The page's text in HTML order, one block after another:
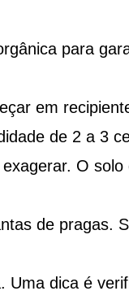
para
em
de 2 a 3
O solo
de pragas.
Uma dica é